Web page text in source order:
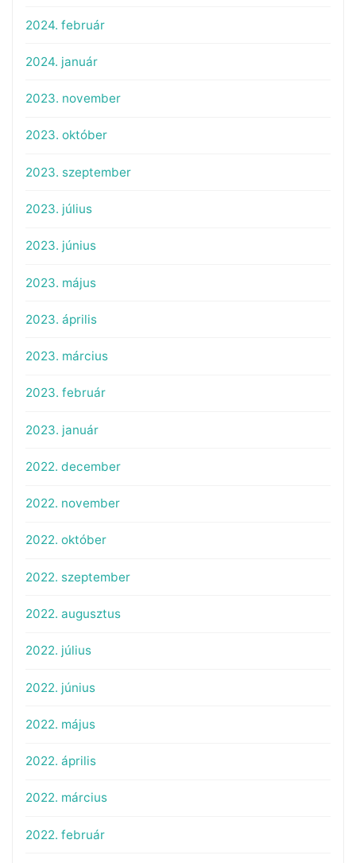
2024. február
2024. január
2023. november
2023. október
2023. szeptember
2023. július
2023. június
2023. május
2023. április
2023. március
2023. február
2023. január
2022. december
2022. november
2022. október
2022. szeptember
2022. augusztus
2022. július
2022. június
2022. május
2022. április
2022. március
2022. február